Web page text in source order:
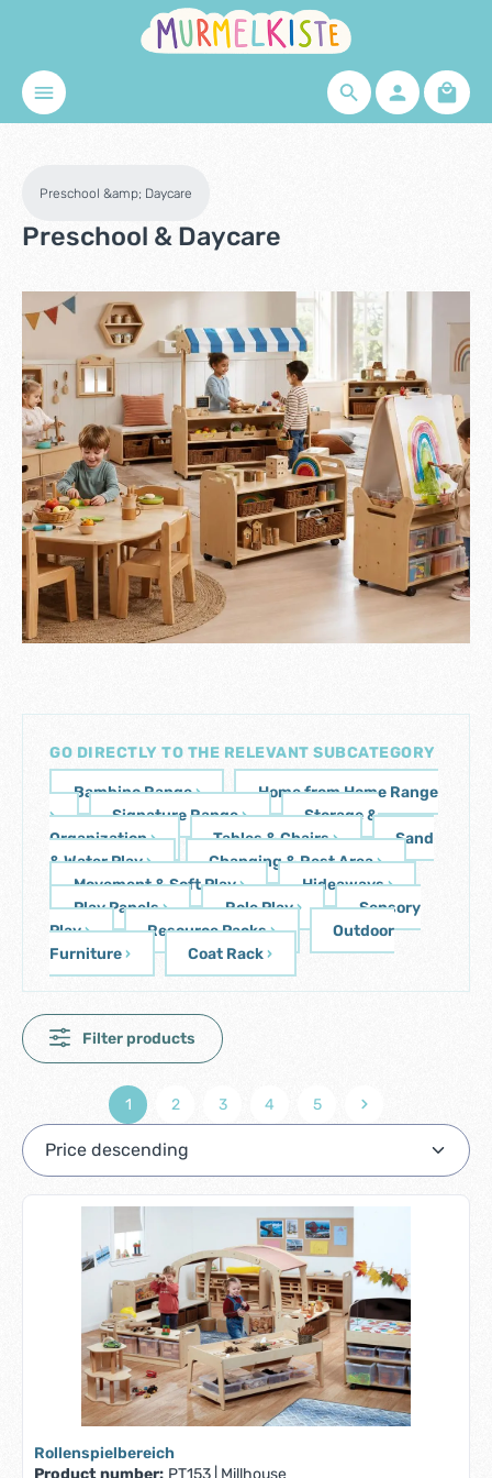
Skip to main content
Preschool &amp; Daycare
Preschool & Daycare
GO DIRECTLY TO THE RELEVANT SUBCATEGORY
Bambino Range›
Home from Home Range
›
Signature Range›
Storage &
Organization› Tables & Chairs›
Sand
& Water Play› Changing & Rest Area›
Movement & Soft Play› Hideaways›
Play Panels› Role Play›
Sensory
Play› Resource Packs›
Outdoor
Furniture› Coat Rack›
Filter products
Page
1
Page
2
Page
3
Page
4
Page
5
Rollenspielbereich